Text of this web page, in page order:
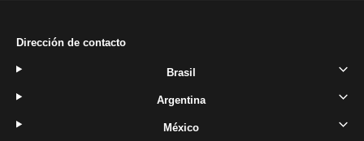
Dirección de contacto
Brasil
Argentina
México